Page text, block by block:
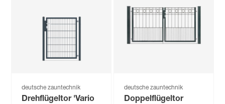
deutsche zauntechnik
Drehflügeltor 'Vario
deutsche zauntechnik
Doppelflügeltor